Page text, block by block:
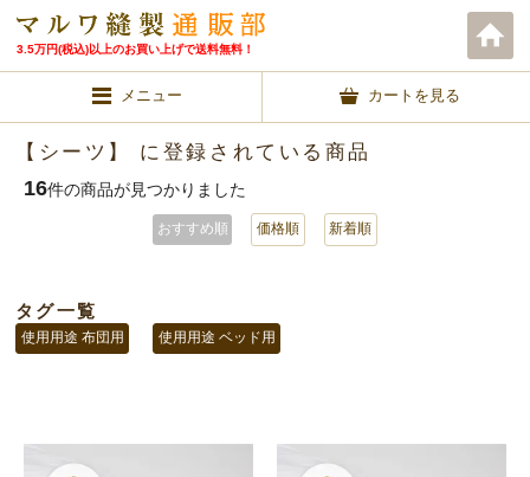
3.5万円(税込)以上のお買い上げで送料無料！
メニュー カートを見る
【シーツ】 に登録されている商品
16件の商品が見つかりました
おすすめ順 価格順 新着順
タグ一覧
使用用途 布団用 使用用途 ベッド用